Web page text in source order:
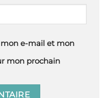
e-mail et mon
mon prochain